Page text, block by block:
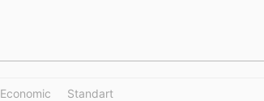
Economic Standart